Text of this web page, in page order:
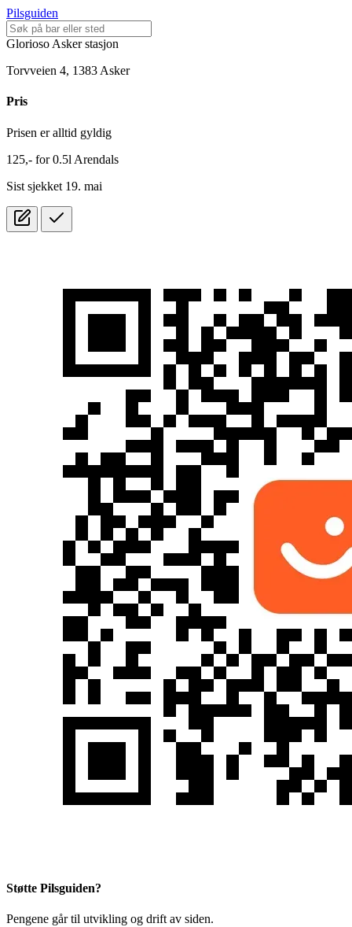
Pilsguiden
Glorioso Asker stasjon
Torvveien 4, 1383 Asker
Pris
Prisen er alltid gyldig
125,- for0.5l Arendals
Sist sjekket 19. mai
Støtte Pilsguiden?
Pengene går til utvikling og drift av siden.